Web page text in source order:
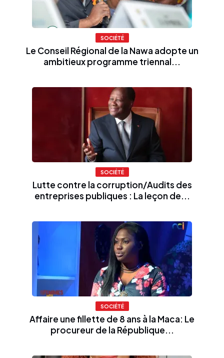
SOCIÉTÉ
Le Conseil Régional de la Nawa adopte un
ambitieux programme triennal...
SOCIÉTÉ
Lutte contre la corruption/Audits des
entreprises publiques : La leçon de...
SOCIÉTÉ
Affaire une fillette de 8 ans à la Maca: Le
procureur de la République...